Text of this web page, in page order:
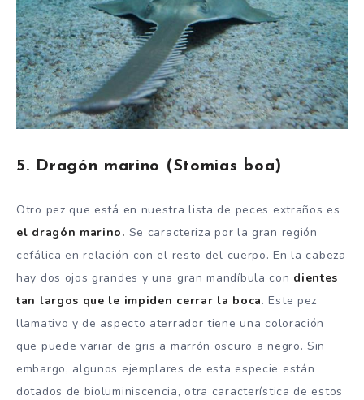
5. Dragón marino (Stomias boa)
Otro pez que está en nuestra lista de peces extraños es
el dragón marino. Se caracteriza por la gran región
cefálica en relación con el resto del cuerpo. En la cabeza
hay dos ojos grandes y una gran mandíbula con dientes
tan largos que le impiden cerrar la boca. Este pez
llamativo y de aspecto aterrador tiene una coloración
que puede variar de gris a marrón oscuro a negro. Sin
embargo, algunos ejemplares de esta especie están
dotados de bioluminiscencia, otra característica de estos